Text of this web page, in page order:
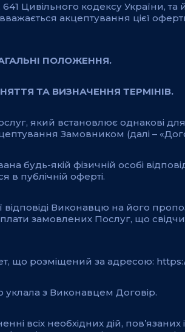
Цивільного кодексу України, та
акцептування цієї
ПОЛОЖЕННЯ.
ТА ВИЗНАЧЕННЯ ТЕРМІНІВ.
який встановлює однакові
Замовником (далі –
будь-якій фізичній особі
в публічній оферті.
Виконавцю на його
замовлених Послуг, що
що розміщений за адресою:
з Виконавцем Договір.
всіх необхідних дій,